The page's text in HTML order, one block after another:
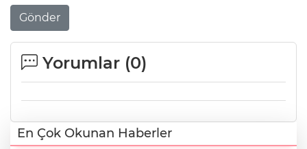
Gönder
Yorumlar (0)
En Çok Okunan Haberler